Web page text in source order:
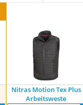
Nitras Motion Tex Plus
Arbeitsweste